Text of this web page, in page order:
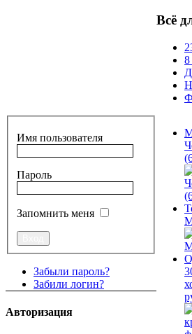
Всё
8
Имя пользователя
Пароль
Запомнить меня
Забыли пароль?
Забили логин?
Авторизация